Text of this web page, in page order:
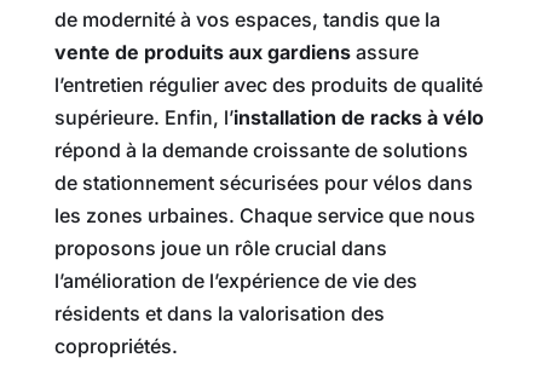
de modernité à vos espaces, tandis que la
vente de produits aux gardiensassure
l’entretien régulier avec des produits de qualité
supérieure. Enfin, l’installation de racks à vélo
répond à la demande croissante de solutions
de stationnement sécurisées pour vélos dans
les zones urbaines. Chaque service que nous
proposons joue un rôle crucial dans
l’amélioration de l’expérience de vie des
résidents et dans la valorisation des
copropriétés.